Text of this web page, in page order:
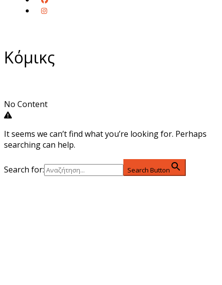
Κόμικς
No Content
It seems we can’t find what you’re looking for. Perhaps
searching can help.
Search for: Search Button